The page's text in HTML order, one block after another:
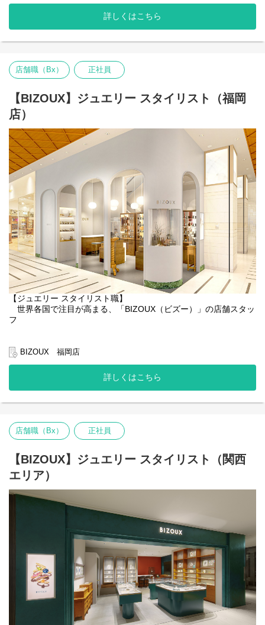
変更の範囲：当社における各種業務全般
リーブランドです。世界中から自分たちで買い付けた100種類以上
の「天然石・カラーストーン」を使ったオリジナルのジュエリー
を企画制作し、全国10店舗の直営店と自社ECサイトにて展開して
います。海外へのビジネス展開も進行しており、さらに成長を加
◆お任せする仕事内容
・在庫管理、在庫調整、棚卸業務
・店舗VMD、レイアウト作成
・売上管理、店舗における数値管理（PCを使った作業が発生しま
す。）
・Instagram／インスタライブ等配信、SNSを用いた接客
大切なのは、単なる流行や売れ筋のアイテムを提案するのでは
なく、お客様一人ひとりに合ったジュエリーを見つけ出すこと。
そのためのスキルや宝石に関わる知識をじっくり身につけていく
ことのできる環境を整えました。あなたにもぜひ、末永くご活躍
いただきたいと考えています。
＜業務内容の変更範囲＞
雇入れ直後：上記参照
変更の範囲：当社における各種業務全般
詳しくはこちら
店舗職（Bx） 正社員
【BIZOUX】ジュエリー スタイリスト（福岡
店）
【ジュエリー スタイリスト職】
世界各国で注目が高まる、「BIZOUX（ビズー）」の店舗スタッ
フ
BIZOUX（ビズー）は「個性的で多彩な天然石を通して、多様な
価値観を認める世の中をつくる」をミッションにかかげるジュエ
リーブランドです。世界中から自分たちで買い付けた100種類以上
の「天然石・カラーストーン」を使ったオリジナルのジュエリー
を企画制作し、全国10店舗の直営店と自社ECサイトにて展開して
います。海外へのビジネス展開も進行しており、さらに成長を加
◆お任せする仕事内容
・在庫管理、在庫調整、棚卸業務
・店舗VMD、レイアウト作成
・売上管理、店舗における数値管理（PCを使った作業が発生しま
す。）
・Instagram／インスタライブ等配信、SNSを用いた接客
大切なのは、単なる流行や売れ筋のアイテムを提案するのでは
なく、お客様一人ひとりに合ったジュエリーを見つけ出すこと。
そのためのスキルや宝石に関わる知識をじっくり身につけていく
ことのできる環境を整えました。あなたにもぜひ、末永くご活躍
いただきたいと考えています。
＜業務内容の変更範囲＞
雇入れ直後：上記参照
変更の範囲：当社における各種業務全般
BIZOUX 福岡店
詳しくはこちら
店舗職（Bx） 正社員
【BIZOUX】ジュエリー スタイリスト（関西
エリア）